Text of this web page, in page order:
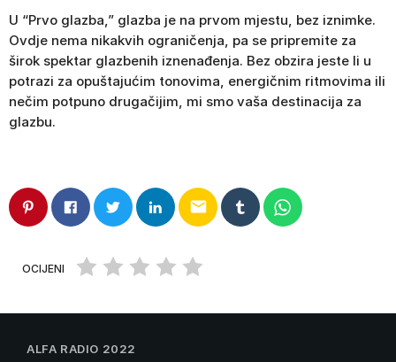
U “Prvo glazba,” glazba je na prvom mjestu, bez iznimke.
Ovdje nema nikakvih ograničenja, pa se pripremite za
širok spektar glazbenih iznenađenja. Bez obzira jeste li u
potrazi za opuštajućim tonovima, energičnim ritmovima ili
nečim potpuno drugačijim, mi smo vaša destinacija za
glazbu.
email
OCIJENI
ALFA RADIO 2022